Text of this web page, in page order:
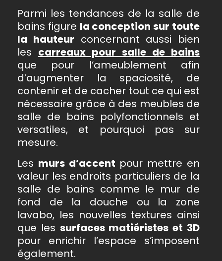
Parmi les tendances de la salle de
bains figure la conception sur toute
la hauteur concernant aussi bien
les carreaux pour salle de bains
que pour l’ameublement afin
d’augmenter la spaciosité, de
contenir et de cacher tout ce qui est
nécessaire grâce à des meubles de
salle de bains polyfonctionnels et
versatiles, et pourquoi pas sur
mesure.
Les murs d’accent pour mettre en
valeur les endroits particuliers de la
salle de bains comme le mur de
fond de la douche ou la zone
lavabo, les nouvelles textures ainsi
que les surfaces matiéristes et 3D
pour enrichir l’espace s’imposent
également.